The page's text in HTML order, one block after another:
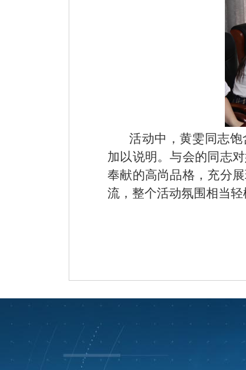
活动中，黄雯同志饱
加以说明。与会的同志
奉献的高尚品格，充分
流，整个活动氛围相当轻